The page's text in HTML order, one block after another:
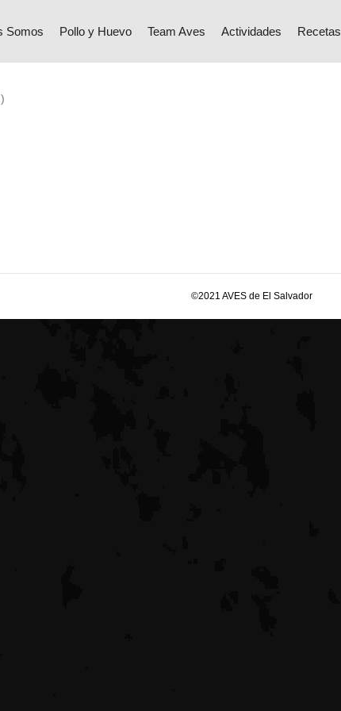
Somos Pollo y Huevo Team Aves Actividades Recetas
de chipotle
©2021 AVES de El Salvador